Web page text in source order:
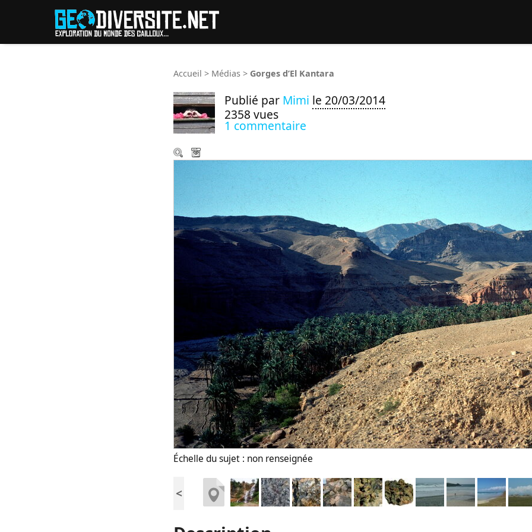
Accueil > Médias > Gorges d’El Kantara
Publié par Mimi le 20/03/2014
2358 vues
1 commentaire
Échelle du sujet : non renseignée
<